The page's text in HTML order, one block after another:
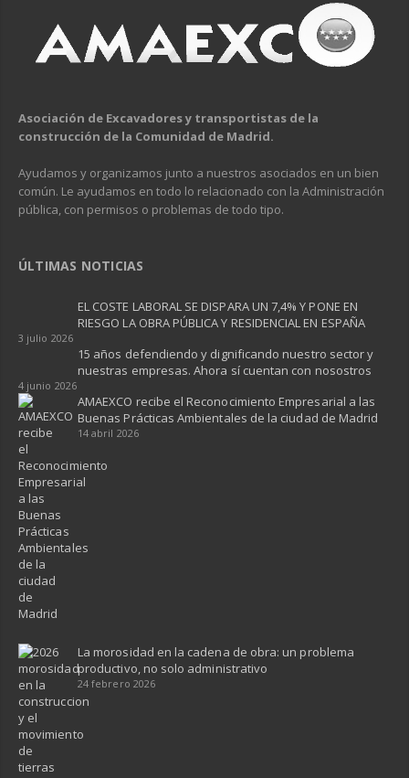
Asociación de Excavadores y transportistas de la
construcción de la Comunidad de Madrid.
Ayudamos y organizamos junto a nuestros asociados en un bien
común. Le ayudamos en todo lo relacionado con la Administración
pública, con permisos o problemas de todo tipo.
ÚLTIMAS NOTICIAS
EL COSTE LABORAL SE DISPARA UN 7,4% Y PONE EN
RIESGO LA OBRA PÚBLICA Y RESIDENCIAL EN ESPAÑA ​
3 julio 2026
15 años defendiendo y dignificando nuestro sector y
nuestras empresas. Ahora sí cuentan con nosostros
4 junio 2026
AMAEXCO recibe el Reconocimiento Empresarial a las
Buenas Prácticas Ambientales de la ciudad de Madrid
14 abril 2026
La morosidad en la cadena de obra: un problema
productivo, no solo administrativo
24 febrero 2026